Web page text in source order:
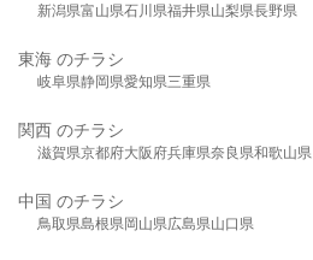
新潟県富山県石川県福井県山梨県長野県
東海 のチラシ
岐阜県静岡県愛知県三重県
関西 のチラシ
滋賀県京都府大阪府兵庫県奈良県和歌山県
中国 のチラシ
鳥取県島根県岡山県広島県山口県